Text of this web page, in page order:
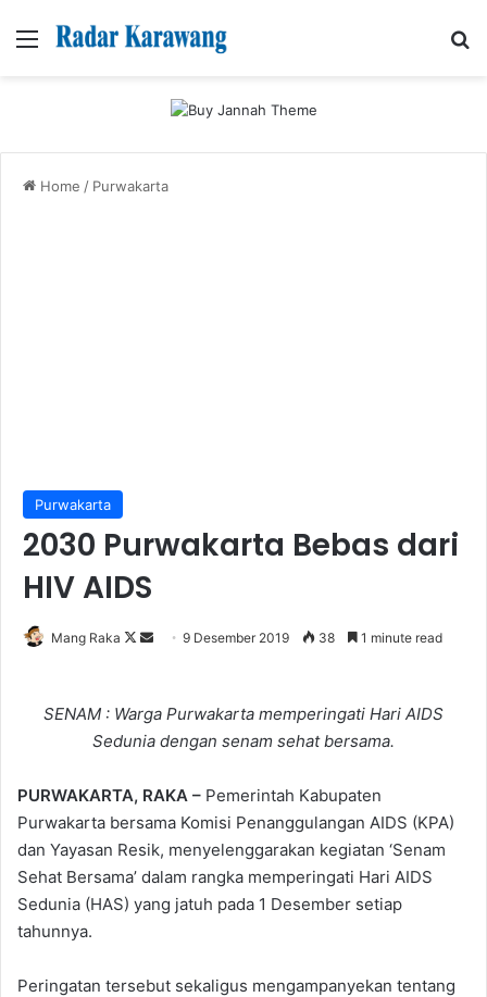
Menu
Home / Purwakarta
Purwakarta
2030 Purwakarta Bebas dari
HIV AIDS
Mang Raka
Follow
Send9 Desember 2019 38 1 minute read
SENAM : Warga Purwakarta memperingati Hari AIDS
Sedunia dengan senam sehat bersama.
PURWAKARTA, RAKA – Pemerintah Kabupaten
Purwakarta bersama Komisi Penanggulangan AIDS (KPA)
dan Yayasan Resik, menyelenggarakan kegiatan ‘Senam
Sehat Bersama’ dalam rangka memperingati Hari AIDS
Sedunia (HAS) yang jatuh pada 1 Desember setiap
tahunnya.
Peringatan tersebut sekaligus mengampanyekan tentang